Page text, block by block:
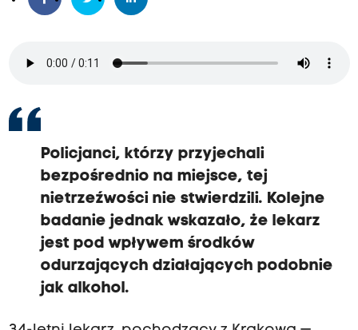
Policjanci, którzy przyjechali
bezpośrednio na miejsce, tej
nietrzeźwości nie stwierdzili. Kolejne
badanie jednak wskazało, że lekarz
jest pod wpływem środków
odurzających działających podobnie
jak alkohol.